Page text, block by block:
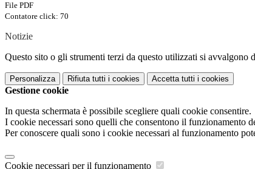
File PDF
Contatore click: 70
Notizie
Questo sito o gli strumenti terzi da questo utilizzati si
Personalizza Rifiuta tutti i cookies Accetta tutti i cookies
Gestione cookie
In questa schermata è possibile scegliere quali cookie consentire.
I cookie necessari sono quelli che consentono il funzionamento
Per conoscere quali sono i cookie necessari al funzionamento
Cookie necessari per il funzionamento